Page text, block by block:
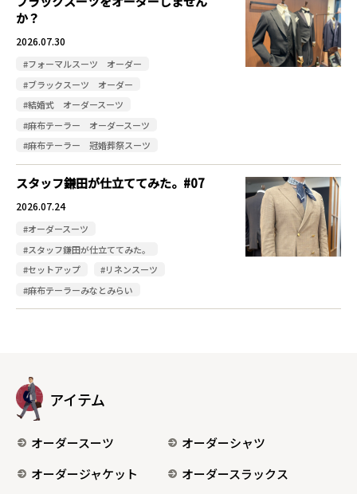
か？
2026.07.30
#フォーマルスーツ オーダー
#ブラックスーツ オーダー
#結婚式 オーダースーツ
#麻布テーラー オーダースーツ
#麻布テーラー 冠婚葬祭スーツ
スタッフ鎌田が仕立ててみた。#07
2026.07.24
#オーダースーツ
#スタッフ鎌田が仕立ててみた。
#セットアップ
#リネンスーツ
#麻布テーラーみなとみらい
アイテム
オーダースーツ
オーダーシャツ
オーダージャケット
オーダースラックス